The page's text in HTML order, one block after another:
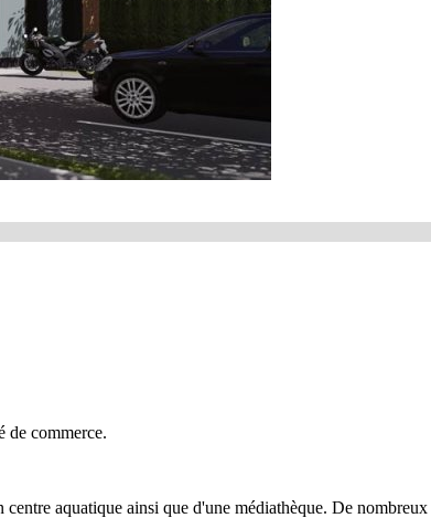
de commerce.
aquatique ainsi que d'une médiathèque. De